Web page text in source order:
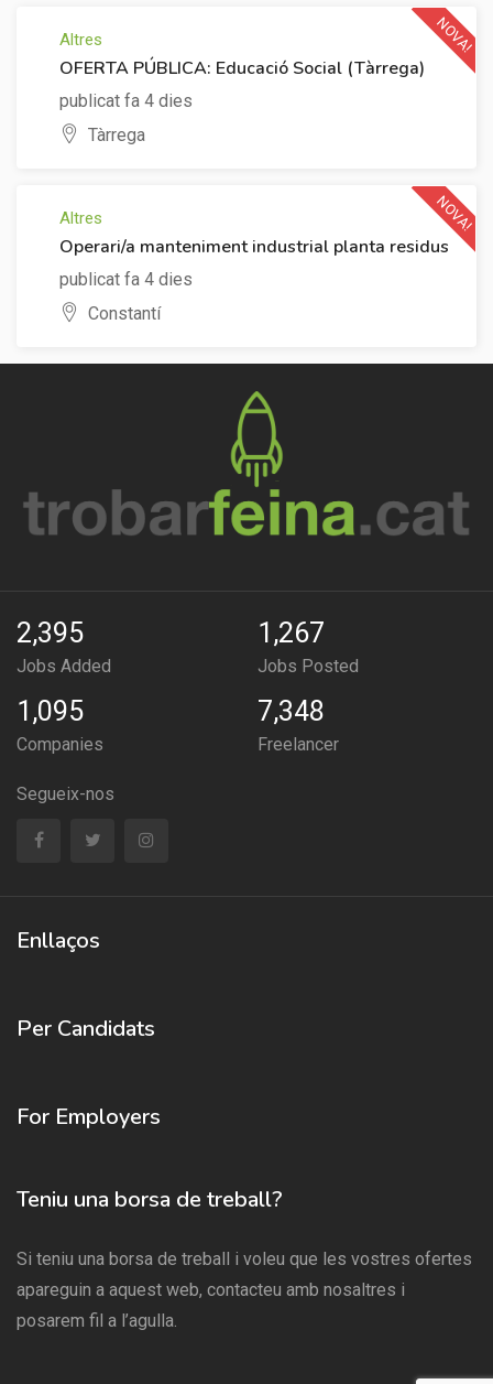
Altres
OFERTA PÚBLICA: Educació Social (Tàrrega)
publicat fa 4 dies
Tàrrega
NOVA!
Altres
Operari/a manteniment industrial planta residus
publicat fa 4 dies
Constantí
NOVA!
2,395
Jobs Added
1,267
Jobs Posted
1,095
Companies
7,348
Freelancer
Segueix-nos
Enllaços
Per Candidats
For Employers
Teniu una borsa de treball?
Si teniu una borsa de treball i voleu que les vostres ofertes
apareguin a aquest web, contacteu amb nosaltres i
posarem fil a l’agulla.